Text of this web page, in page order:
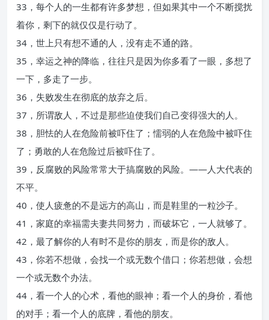
33，每个人的一生都有许多梦想，但如果其中一个不断搅扰
着你，剩下的就仅仅是行动了。
34，世上只有想不通的人，没有走不通的路。
35，幸运之神的降临，往往只是因为你多看了一眼，多想了
一下，多走了一步。
36，失败发生在彻底的放弃之后。
37，所谓敌人，不过是那些迫使我们自己变得强大的人。
38，胆怯的人在危险前被吓住了；懦弱的人在危险中被吓住
了；勇敢的人在危险过后被吓住了。
39，反腐败的风险常常大于搞腐败的风险。――人大代表的
不平。
40，使人疲惫的不是远方的高山，而是鞋里的一粒沙子。
41，家庭的幸福需夫妻共同努力，而破坏它，一人就够了。
42，最了解你的人有时不是你的朋友，而是你的敌人。
43，你若不想做，会找一个或无数个借口；你若想做，会想
一个或无数个办法。
44，看一个人的心术，看他的眼神；看一个人的身价，看他
的对手；看一个人的底牌，看他的朋友。